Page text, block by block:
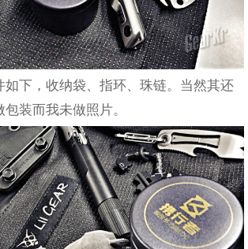
如下，收纳袋、指环、珠链。当然其还
装而我未做照片。